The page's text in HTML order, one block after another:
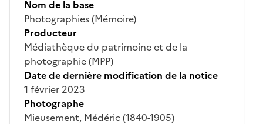
Nom de la base
Photographies (Mémoire)
Producteur
Médiathèque du patrimoine et de la
photographie (MPP)
Date de dernière modification de la notice
1 février 2023
Photographe
Mieusement, Médéric (1840-1905)